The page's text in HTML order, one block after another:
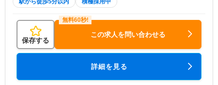
駅から徒歩5分以内 積極採用中
保存する
この求人を問い合わせる
詳細を見る